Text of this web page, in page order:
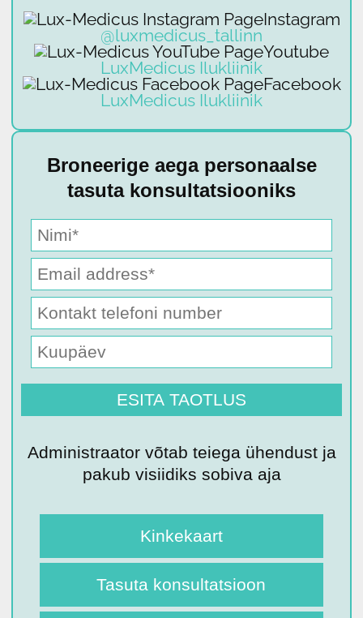
Instagram
@luxmedicus_tallinn
Youtube
LuxMedicus Ilukliinik
Facebook
LuxMedicus Ilukliinik
Broneerige aega personaalse
tasuta konsultatsiooniks
Administraator võtab teiega ühendust ja
pakub visiidiks sobiva aja
Kinkekaart
Tasuta konsultatsioon